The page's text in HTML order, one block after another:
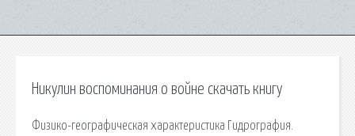
Никулин воспоминания о войне скачать книгу
Физико-географическая характеристика Гидрография.